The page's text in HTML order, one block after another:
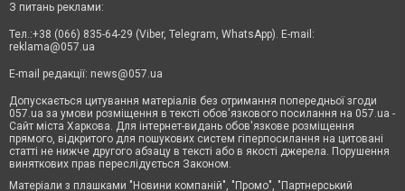
З питань реклами:
Тел.:+38 (066) 835-64-29 (Viber, Telegram, WhatsApp). E-mail:
reklama@057.ua
E-mail редакції: news@057.ua
Допускається цитування матеріалів без отримання попередньої згоди
057.ua за умови розміщення в тексті обов'язкового посилання на 057.ua -
Сайт міста Харкова. Для інтернет-видань обов'язкове розміщення
прямого, відкритого для пошукових систем гіперпосилання на цитовані
статті не нижче другого абзацу в тексті або в якості джерела. Порушення
виняткових прав переслідується Законом.
Матеріали з плашками "Новини компаній", "Промо", "Партнерський